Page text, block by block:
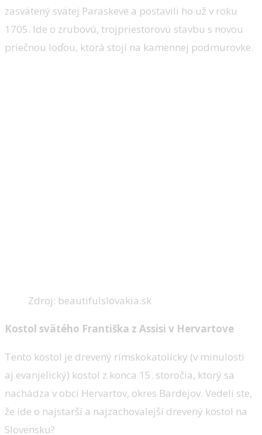
zasvätený svätej Paraskeve a postavili ho už v roku
1705. Ide o zrubovú, trojpriestorovú stavbu s novou
priečnou loďou, ktorá stojí na kamennej podmurovke.
Zdroj: beautifulslovakia.sk
Kostol svätého Františka z Assisi v Hervartove
Tento kostol je drevený rímskokatolícky (v minulosti
aj evanjelický) kostol z konca 15. storočia, ktorý sa
nachádza v obci Hervartov, okres Bardejov. Vedeli ste,
že ide o najstarší a najzachovalejší drevený kostol na
Slovensku?